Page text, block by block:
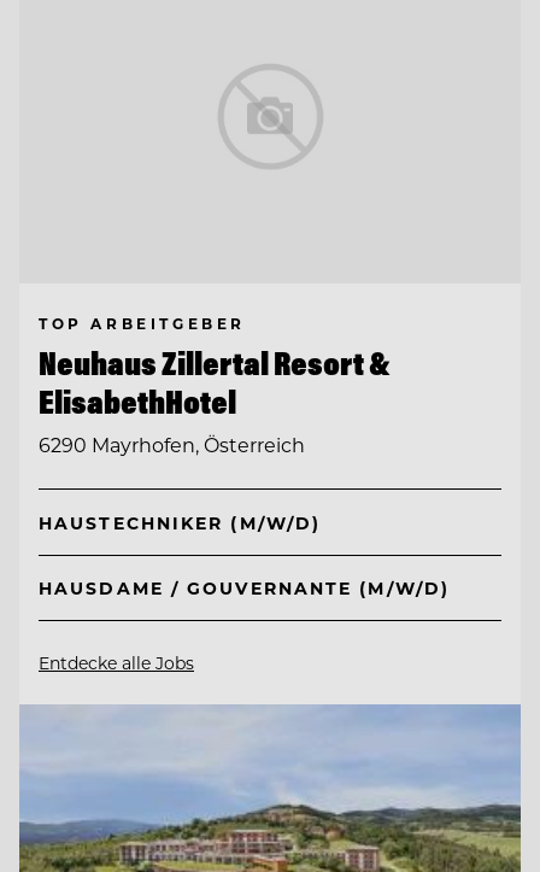
TOP ARBEITGEBER
Neuhaus Zillertal Resort &
ElisabethHotel
6290 Mayrhofen, Österreich
HAUSTECHNIKER (M/W/D)
HAUSDAME / GOUVERNANTE (M/W/D)
Entdecke alle Jobs